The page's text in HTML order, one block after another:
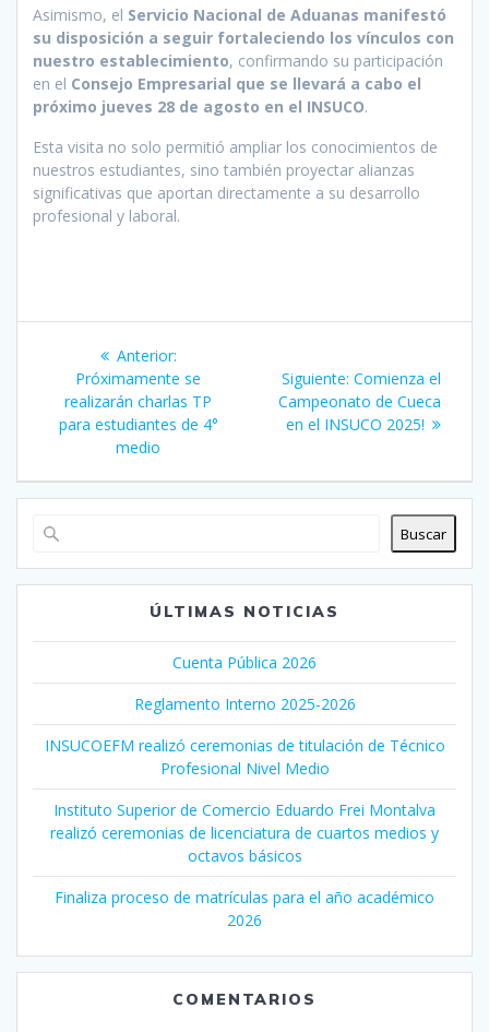
Asimismo, el Servicio Nacional de Aduanas manifestó
su disposición a seguir fortaleciendo los vínculos con
nuestro establecimiento, confirmando su participación
en el Consejo Empresarial que se llevará a cabo el
próximo jueves 28 de agosto en el INSUCO.
Esta visita no solo permitió ampliar los conocimientos de
nuestros estudiantes, sino también proyectar alianzas
significativas que aportan directamente a su desarrollo
profesional y laboral.
Navegación
entradas
Anterior:Entrada
anterior:
Próximamente se
realizarán charlas TP
para estudiantes de 4°
medio
Siguiente: Siguiente
entrada:
Comienza el
Campeonato de Cueca
en el INSUCO 2025!
Buscar
ÚLTIMAS NOTICIAS
Cuenta Pública 2026
Reglamento Interno 2025-2026
INSUCOEFM realizó ceremonias de titulación de Técnico
Profesional Nivel Medio
Instituto Superior de Comercio Eduardo Frei Montalva
realizó ceremonias de licenciatura de cuartos medios y
octavos básicos
Finaliza proceso de matrículas para el año académico
2026
COMENTARIOS